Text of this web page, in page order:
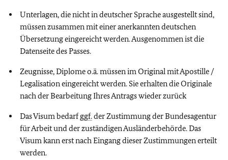
Unterlagen, die nicht in deutscher Sprache ausgestellt sind,
müssen zusammen mit einer anerkannten deutschen
Übersetzung eingereicht werden. Ausgenommen ist die
Datenseite des Passes.
Zeugnisse, Diplome o.ä. müssen im Original mit Apostille /
Legalisation eingereicht werden. Sie erhalten die Originale
nach der Bearbeitung Ihres Antrags wieder zurück
Das Visum bedarfggf.der Zustimmungder Bundesagentur
für Arbeit und der zuständigen Ausländerbehörde. Das
Visum kann erst nach Eingang dieser Zustimmungen erteilt
werden.